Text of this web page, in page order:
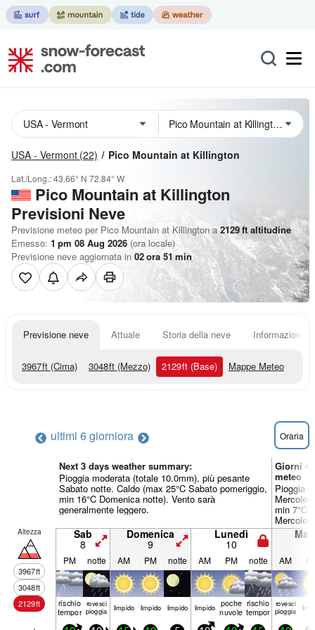
USA - Vermont (22) Pico Mountain at Killington
Lat./Long.:43.66° N 72.84° W
Pico Mountain at Killington
Previsioni Neve
Previsione meteo per Pico Mountain at Killington a 2129ftaltitudine
Emesso: 1 pm 08 Aug 2026 (ora locale)
Previsione neve aggiornata in 02ora 51min
Previsione neve Attuale Storia della neve Informazioni
3967ft (Cima) 3048ft (Mezzo) 2129ft (Base) Mappe Meteo
ultimi 6 giorniora Oraria
Next 3 days weather summary:
Pioggia moderata (totale 10.0mm), più pesante
Sabato notte. Caldo (max 25°C Sabato pomeriggio,
min 16°C Domenica notte). Vento sarà
generalmente leggero.
Giorni
meteo
Pioggia
min 7°C
Altezza
3967ft
3048ft
2129ft
Sab
8
Domenica
9
Lunedì
10
PM notte AM PM notte AM PM notte AM
rischio
temporale
rovesci
pioggia limp­ido limp­ido limp­ido limp­ido poche
nuvole
rischio
temporale
rovesci
pioggia